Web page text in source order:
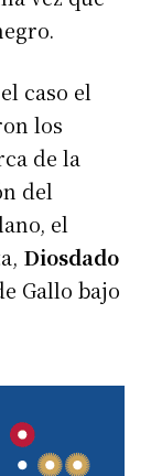
caso el
los
de la
del
el
Diosdado
Gallo bajo